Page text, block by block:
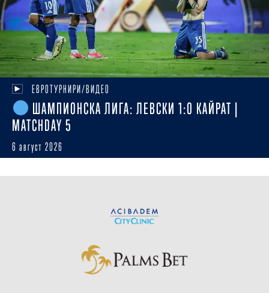
ЕВРОТУРНИРИ/ВИДЕО
ШАМПИОНСКА ЛИГА: ЛЕВСКИ 1:0 КАЙРАТ |
MATCHDAY 5
6 август 2026